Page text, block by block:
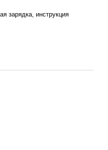
зарядка, инструкция